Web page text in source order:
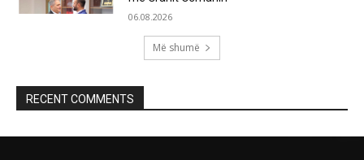
06.08.2026
Më shumë
RECENT COMMENTS